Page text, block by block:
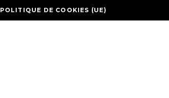
POLITIQUE DE COOKIES (UE)